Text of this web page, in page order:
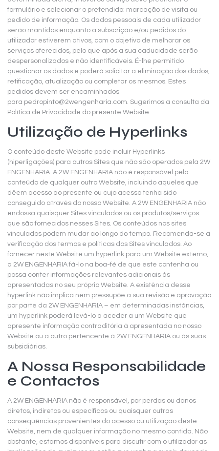
formulário e selecionar o pretendido: marcação de visita ou
pedido de informação. Os dados pessoais de cada utilizador
serão mantidos enquanto a subscrição e/ou pedidos do
utilizador estiverem ativos, com o objetivo de melhorar os
serviços oferecidos, pelo que após a sua caducidade serão
despersonalizados e não identificáveis. É-lhe permitido
questionar os dados e poderá solicitar a eliminação dos dados,
retificação, atualização ou completar os mesmos. Estes
pedidos devem ser encaminhados
para pedropinto@2wengenharia.com . Sugerimos a consulta da
Política de Privacidade do presente Website.
Utilização de Hyperlinks
O conteúdo deste Website pode incluir Hyperlinks
(hiperligações) para outros Sites que não são operados pela 2W
ENGENHARIA. A 2W ENGENHARIA não é responsável pelo
conteúdo de qualquer outro Website, incluindo aqueles que
dêem acesso ao presente ou cujo acesso tenha sido
conseguido através do nosso Website. A 2W ENGENHARIA não
endossa quaisquer Sites vinculados ou os produtos/serviços
que são fornecidos nesses Sites. Os conteúdos nos sites
vinculados podem mudar ao longo do tempo. Recomenda-se a
verificação dos termos e políticas dos Sites vinculados. Ao
fornecer neste Website um hyperlink para um Website externo,
a 2W ENGENHARIA fá-lo na boa-fé de que este contenha ou
possa conter informações relevantes adicionais às
apresentadas no seu próprio Website. A existência desse
hyperlink não implica nem pressupõe a sua revisão e aprovação
por parte da 2W ENGENHARIA – em determinadas instâncias,
um hyperlink poderá levá-lo a aceder a um Website que
apresente informação contraditória à apresentada no nosso
Website ou a outro pertencente à 2W ENGENHARIA ou às suas
subsidiárias.
A Nossa Responsabilidade
e Contactos
A 2W ENGENHARIA não é responsável, por perdas ou danos
diretos, indiretos ou específicos ou quaisquer outras
consequências provenientes do acesso ou utilização deste
Website, nem de qualquer informação no mesmo contida. Não
obstante, estamos disponíveis para discutir com o utilizador as